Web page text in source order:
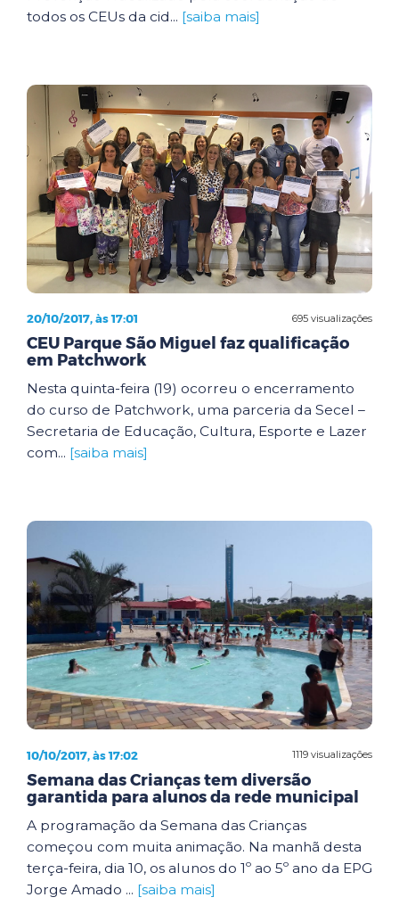
todos os CEUs da cid... [saiba mais]
695 visualizações
20/10/2017, às 17:01
CEU Parque São Miguel faz qualificação
em Patchwork
Nesta quinta-feira (19) ocorreu o encerramento
do curso de Patchwork, uma parceria da Secel –
Secretaria de Educação, Cultura, Esporte e Lazer
com... [saiba mais]
1119 visualizações
10/10/2017, às 17:02
Semana das Crianças tem diversão
garantida para alunos da rede municipal
A programação da Semana das Crianças
começou com muita animação. Na manhã desta
terça-feira, dia 10, os alunos do 1º ao 5º ano da EPG
Jorge Amado ... [saiba mais]